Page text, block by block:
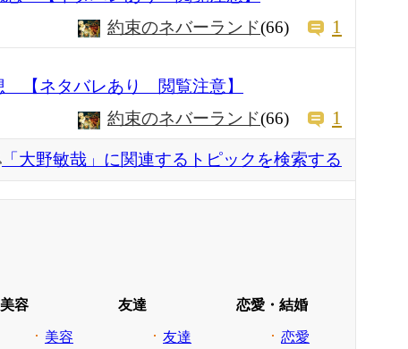
約束のネバーランド(66) 1
【ネタバレあり 閲覧注意】
約束のネバーランド(66) 1
「大野敏哉」に関連するトピックを検索する
美容
美容
友達
友達
恋愛・結婚
恋愛